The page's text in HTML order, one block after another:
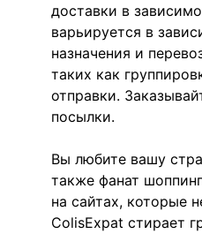
доставки в
варьируется в
назначения и
таких как
отправки.
посылки.
Вы любите вашу
также фанат
на сайтах, которые
ColisExpat стирает